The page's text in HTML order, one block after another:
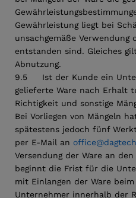
Gewährleistung liegt bei
unsachgemäße Verwendung
entstanden sind. Gleiches
Abnutzung.
9.5 Ist der Kunde ein
gelieferte Ware nach Erhalt
Richtigkeit und sonstige
Bei Vorliegen von Mängeln
spätestens jedoch fünf
per E-Mail an
Versendung der Ware an
beginnt die Frist für die
mit Einlangen der Ware
Unternehmer innerhalb der